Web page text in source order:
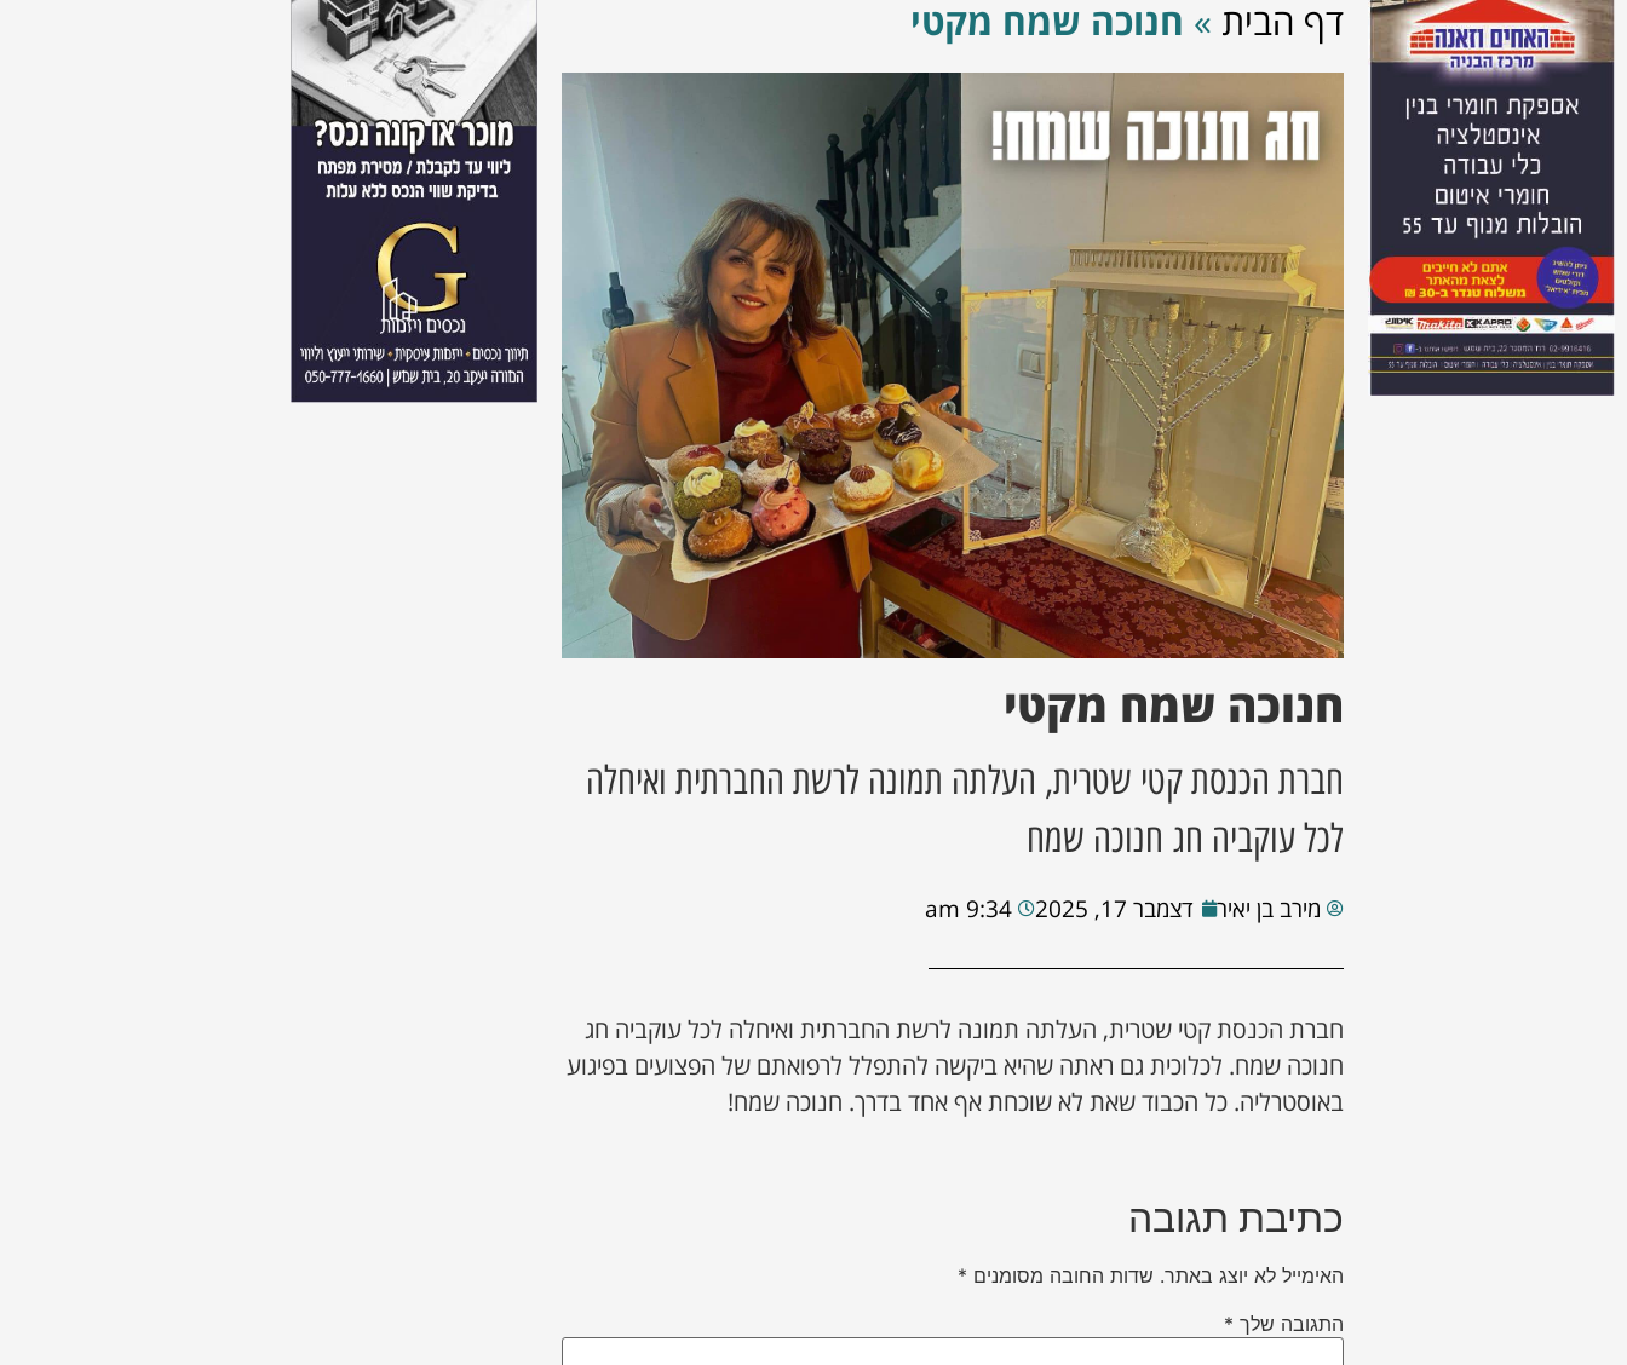
דף הבית » חנוכה שמח מקטי
חנוכה שמח מקטי
חברת הכנסת קטי שטרית, העלתה תמונה לרשת החברתית ואיחלה
לכל עוקביה חג חנוכה שמח
מירב בן יאיר דצמבר 17, 2025 9:34 am
חברת הכנסת קטי שטרית, העלתה תמונה לרשת החברתית ואיחלה לכל עוקביה חג
חנוכה שמח. לכלוכית גם ראתה שהיא ביקשה להתפלל לרפואתם של הפצועים בפיגוע
באוסטרליה. כל הכבוד שאת לא שוכחת אף אחד בדרך. חנוכה שמח!
כתיבת תגובה
האימייל לא יוצג באתר. שדות החובה מסומנים *
התגובה שלך *